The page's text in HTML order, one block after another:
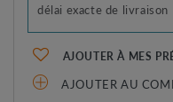
délai exacte de livraison
AJOUTER À MES
AJOUTER AU